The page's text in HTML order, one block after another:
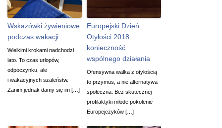
Wskazówki żywieniowe
podczas wakacji
Wielkimi krokami nadchodzi
lato. To czas urlopów,
odpoczynku, ale
i wakacyjnych szaleństw.
Zanim jednak damy się im […]
Europejski Dzień
Otyłości 2018:
konieczność
wspólnego działania
Ofensywna walka z otyłością
to przymus, a nie alternatywa
społeczna. Bez skutecznej
profilaktyki młode pokolenie
Europejczyków […]